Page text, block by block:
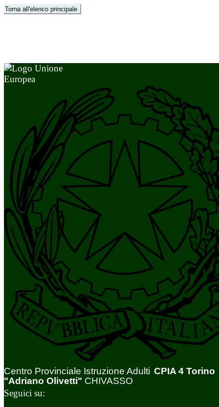
Torna all'elenco principale
Centro Provinciale Istruzione Adulti CPIA 4 Torino
"Adriano Olivetti" CHIVASSO
Seguici su: